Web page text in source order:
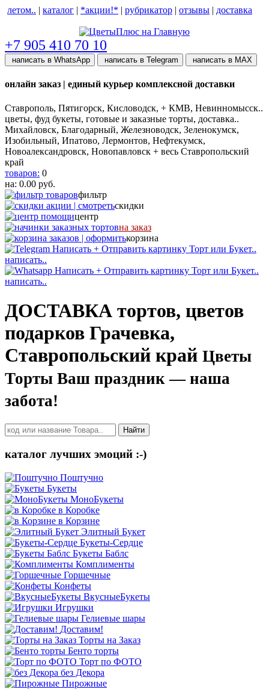
летом.. | каталог | *акции!* | рубрикатор | отзывы | доставка
+7 905 410 70 10
написать в WhatsApp написать в Telegram написать в МАХ
онлайн заказ | единый курьер комплексной доставки
Ставрополь, Пятигорск, Кисловодск, + КМВ, Невинномысск..
цветы, фуд букеты, готовые и заказные торты, доставка..
Михайловск, Благодарный, Железноводск, Зеленокумск,
Изобильный, Ипатово, Лермонтов, Нефтекумск,
Новоалександровск, Новопавловск + весь Ставропольский
край
товаров: 0
на: 0.00 руб.
фильтр
скидки
центр
на заказ
корзина
написать..
написать..
ДОСТАВКА тортов, цветов
подарков Грачевка,
Ставропольский край Цветы
Торты Ваш праздник — наша
забота!
Найти
каталог лучших эмоций :-)
Поштучно
Букеты
МоноБукеты
в Коробке
в Корзине
Элитный Букет
Букеты-Сердце
Букеты Баблс
Комплименты
Горшечные
Конфеты
ВкусныеБукеты
Игрушки
Гелиевые шары
Доставим!
Торты на Заказ
Бенто торты
Торт по ФОТО
без Декора
Пирожные